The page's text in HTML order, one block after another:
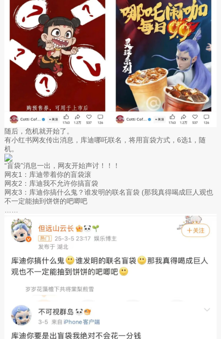
随后，危机就开始了。
有小红书网友传出消息，库迪哪吒联名，将用盲袋方式，6选1，随
机。
“盲袋”消息一出，网友开始声讨！！！
网友1：库迪带着你的盲袋滚
网友2：库迪我不允许你搞盲袋
网友3：库迪你搞什么鬼？谁发明的联名盲袋 (那我真得喝成巨人观也
不一定能抽到饼饼的吧唧吧